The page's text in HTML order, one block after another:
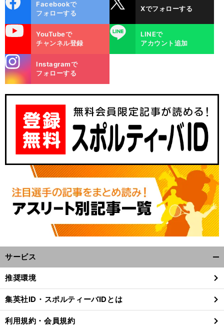
ok
Facebookで
フォローする
Xでフォローする
YouTubeで
チャンネル登録
LINE
LINEで
アカウント追加
m
Instagramで
フォローする
サービス
閉
る
推奨環境
集英社ID・スポルティーバIDとは
利用規約・会員規約